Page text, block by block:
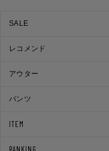
ITEM
SALE
レコメンド
アウター
パンツ